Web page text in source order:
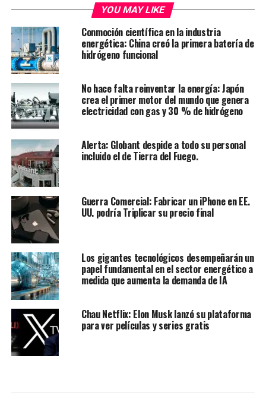
YOU MAY LIKE
Conmoción científica en la industria
energética: China creó la primera batería de
hidrógeno funcional
No hace falta reinventar la energía: Japón
crea el primer motor del mundo que genera
electricidad con gas y 30 % de hidrógeno
Alerta: Globant despide a todo su personal
incluido el de Tierra del Fuego.
Guerra Comercial: Fabricar un iPhone en EE.
UU. podría Triplicar su precio final
Los gigantes tecnológicos desempeñarán un
papel fundamental en el sector energético a
medida que aumenta la demanda de IA
Chau Netflix: Elon Musk lanzó su plataforma
para ver películas y series gratis